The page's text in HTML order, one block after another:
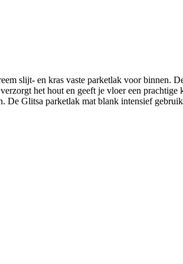
slijt- en kras vaste parketlak voor binnen.
het hout en geeft je vloer een
Glitsa parketlak mat blank intensief